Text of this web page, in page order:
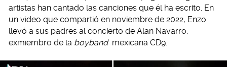
artistas han cantado las canciones que él ha escrito. En
un video que compartió en noviembre de 2022, Enzo
llevó a sus padres al concierto de Alan Navarro,
exmiembro de la boyband mexicana CD9.